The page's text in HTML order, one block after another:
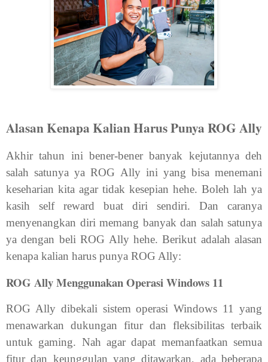
Alasan Kenapa Kalian Harus Punya ROG Ally
Akhir tahun ini bener-bener banyak kejutannya deh
salah satunya ya ROG Ally ini yang bisa menemani
keseharian kita agar tidak kesepian hehe. Boleh lah ya
kasih self reward buat diri sendiri. Dan caranya
menyenangkan diri memang banyak dan salah satunya
ya dengan beli ROG Ally hehe. Berikut adalah alasan
kenapa kalian harus punya ROG Ally:
ROG Ally Menggunakan Operasi Windows 11
ROG Ally dibekali sistem operasi Windows 11 yang
menawarkan dukungan fitur dan fleksibilitas terbaik
untuk gaming. Nah agar dapat memanfaatkan semua
fitur dan keunggulan yang ditawarkan, ada beberapa